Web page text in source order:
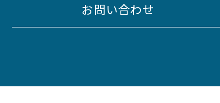
お問い合わせ